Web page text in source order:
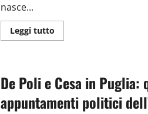
nasce...
Leggi tutto
De Poli e Cesa in Puglia:
appuntamenti politici